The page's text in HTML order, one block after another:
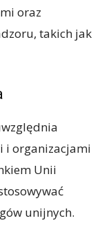
oraz
takich jak
i organizacjami
Unii
unijnych.